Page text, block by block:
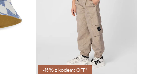
-15% z kodem: OFF*